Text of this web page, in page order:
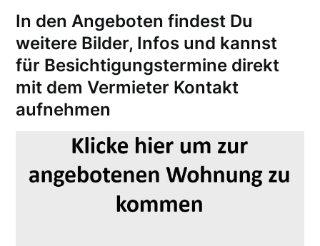
In den Angeboten findest Du
weitere Bilder, Infos und kannst
für Besichtigungstermine direkt
mit dem Vermieter Kontakt
aufnehmen